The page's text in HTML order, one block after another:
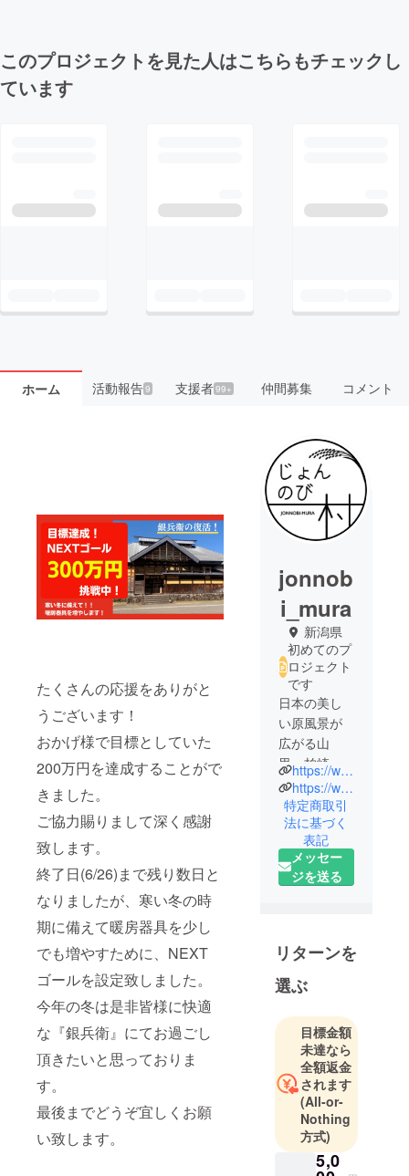
このプロジェクトを見た人はこちらもチェックし
ています
ホーム 活動報告9 支援者99+ 仲間募集 コメント
たくさんの応援をありがと
うございます！
おかげ様で目標としていた
200万円を達成することがで
きました。
ご協力賜りまして深く感謝
致します。
終了日(6/26)まで残り数日と
なりましたが、寒い冬の時
期に備えて暖房器具を少し
でも増やすために、NEXT
ゴールを設定致しました。
今年の冬は是非皆様に快適
な『銀兵衛』にてお過ごし
頂きたいと思っておりま
す。
最後までどうぞ宜しくお願
い致します。
jonnob
i_mura
新潟県
初めてのプ
ロジェクト
です
日本の美し
い原風景が
広がる山
里、柏崎市
高柳町に当
館『じょん
のび村』は
ございま
す。豊かな
四季折々の
す。
施設内には
ら引湯した
温泉や宿泊
施設・レス
トランのあ
る萬斎楽、
豆腐・がん
も・どぶろ
くなどを製
https://www.jon-nobi.com/
https://www.instagram.com/jon_nobi_mura/
特定商取引
法に基づく
表記
メッセー
ジを送る
リターンを
選ぶ
目標金額
未達なら
全額返金
されます
(All-or-
Nothing
方式)
5,0